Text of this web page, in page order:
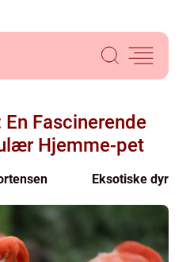
Fascinerende
Hjemme-pet
Eksotiske dyr